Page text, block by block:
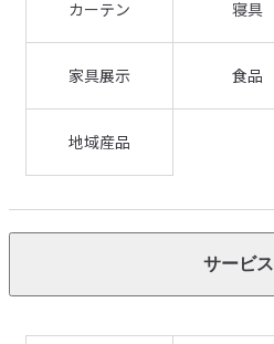
カーテン 寝具
家具展示 食品
地域産品
サービス